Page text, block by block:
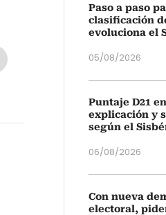
Paso a paso
clasificación
evoluciona el
05/08/2026
Puntaje D21
explicación y
según el
06/08/2026
Con nueva
electoral,